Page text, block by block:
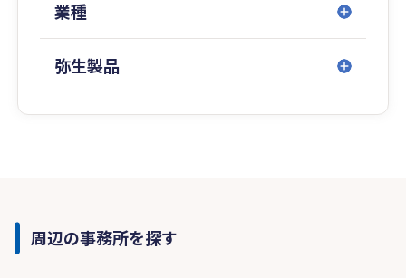
業種
弥生製品
周辺の事務所を探す